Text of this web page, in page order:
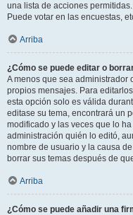
una lista de acciones
Puede votar en las encuestas,
Arriba
¿Cómo se puede editar o
A menos que sea administrador
propios mensajes. Para
esta opción solo es válida
editase su tema, encontrará un
modificado y las veces que lo
administración quién lo editó,
nombre de usuario y la causa
borrar sus temas después de
Arriba
¿Cómo se puede añadir una